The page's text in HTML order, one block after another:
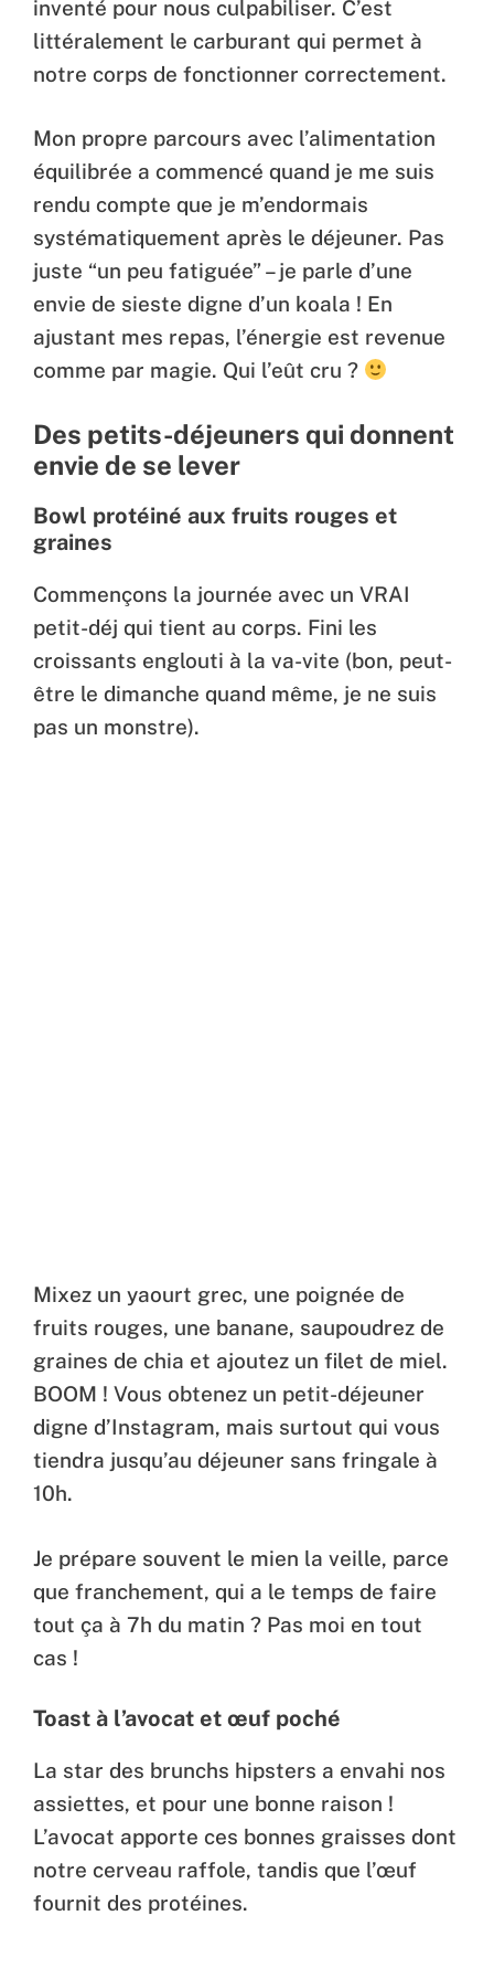
inventé pour nous culpabiliser. C’est
littéralement le carburant qui permet à
notre corps de fonctionner correctement.
Mon propre parcours avec l’alimentation
équilibrée a commencé quand je me suis
rendu compte que je m’endormais
systématiquement après le déjeuner. Pas
juste “un peu fatiguée” – je parle d’une
envie de sieste digne d’un koala ! En
ajustant mes repas, l’énergie est revenue
comme par magie. Qui l’eût cru ?
Des petits-déjeuners qui donnent
envie de se lever
Bowl protéiné aux fruits rouges et
graines
Commençons la journée avec un VRAI
petit-déj qui tient au corps. Fini les
croissants englouti à la va-vite (bon, peut-
être le dimanche quand même, je ne suis
pas un monstre).
Mixez un yaourt grec, une poignée de
fruits rouges, une banane, saupoudrez de
graines de chia et ajoutez un filet de miel.
BOOM ! Vous obtenez un petit-déjeuner
digne d’Instagram, mais surtout qui vous
tiendra jusqu’au déjeuner sans fringale à
10h.
Je prépare souvent le mien la veille, parce
que franchement, qui a le temps de faire
tout ça à 7h du matin ? Pas moi en tout
cas !
Toast à l’avocat et œuf poché
La star des brunchs hipsters a envahi nos
assiettes, et pour une bonne raison !
L’avocat apporte ces bonnes graisses dont
notre cerveau raffole, tandis que l’œuf
fournit des protéines.